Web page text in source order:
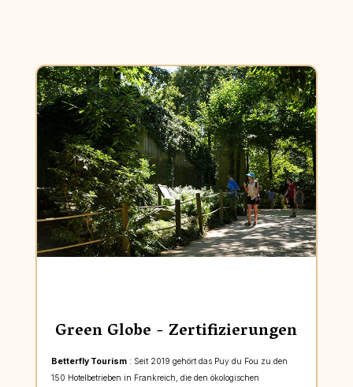
Green Globe - Zertifizierungen
Betterfly Tourism: Seit 2019 gehört das Puy du Fou zu den
150 Hotelbetrieben in Frankreich, die den ökologischen